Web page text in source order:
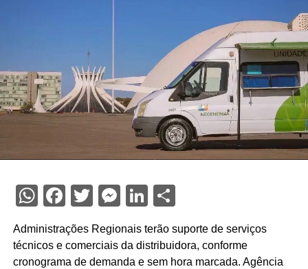
WhatsApp
Facebook
Twitter
Messenger
LinkedIn
Share
Administrações Regionais terão suporte de serviços
técnicos e comerciais da distribuidora, conforme
cronograma de demanda e sem hora marcada. Agência